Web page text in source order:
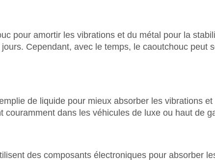
pour amortir les vibrations et du métal pour la
Cependant, avec le temps, le caoutchouc peut
de liquide pour mieux absorber les vibrations
dans les véhicules de luxe ou haut de
des composants électroniques pour absorber